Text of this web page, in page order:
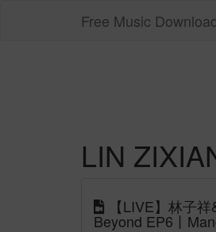
Free Music
LIN
【LIVE】林子
Beyond EP6丨